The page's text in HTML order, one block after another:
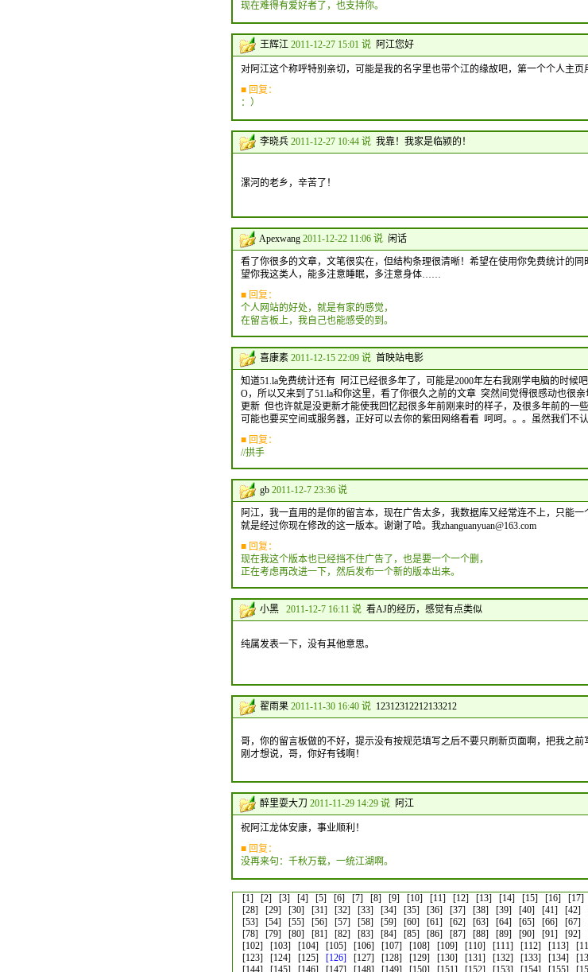
现在难得有爱好者了，也支持你。
王辉江 2011-12-27 15:01 说 阿江您好
对阿江这个称呼特别亲切，可能是我的名字里也带个江的缘故吧，第一个个人主页
■ 回复：
：）
李晓兵 2011-12-27 10:44 说 我靠！我家是临颍的！
漯河的老乡，辛苦了！
Apexwang 2011-12-22 11:06 说 闲话
看了你很多的文章，文笔很实在，但结构条理很清晰！希望在使用你免费统计的
望你我这类人，能多注意睡眠，多注意身体……
■ 回复：
个人网站的好处，就是有家的感觉，
在留言板上，我自己也能感受的到。
喜康素 2011-12-15 22:09 说 首映站电影
知道51.la免费统计还有 阿江已经很多年了，可能是2000年左右我刚学电脑的时候
O，所以又来到了51.la和你这里，看了你很久之前的文章 突然间觉得很感动也很
更新 但也许就是没更新才能使我回忆起很多年前刚来时的样子，及很多年前的
可能也要买空间或服务器，正好可以去你的紫田网络看看 呵呵。。。虽然我们不
■ 回复：
//拱手
gb 2011-12-7 23:36 说
阿江，我一直用的是你的留言本，现在广告太多，我数据库又经常连不上，只能
就是经过你现在修改的这一版本。谢谢了哈。我zhanguanyuan@163.com
■ 回复：
现在我这个版本也已经挡不住广告了，也是要一个一个删，
正在考虑再改进一下，然后发布一个新的版本出来。
小黑 2011-12-7 16:11 说 看AJ的经历，感觉有点类似
纯属发表一下，没有其他意思。
翟雨果 2011-11-30 16:40 说 12312312212133212
哥，你的留言板做的不好，提示没有按规范填写之后不要只刷新页面啊，把我之前
刚才想说，哥，你好有钱啊！
醉里耍大刀 2011-11-29 14:29 说 阿江
祝阿江龙体安康，事业顺利！
■ 回复：
没再来句：千秋万载，一统江湖啊。
[1] [2] [3] [4] [5] [6] [7] [8] [9] [10] [11] [12] [13] [14] [15] [16] [17]
[28]
[29] [30] [31] [32] [33] [34] [35] [36] [37] [38] [39] [40] [41] [42]
[53]
[54] [55] [56] [57] [58] [59] [60] [61] [62] [63] [64] [65] [66] [67]
[78]
[79] [80] [81] [82] [83] [84] [85] [86] [87] [88] [89] [90] [91] [92]
[102]
[103] [104] [105] [106] [107] [108] [109] [110] [111] [112] [113]
[123]
[124] [125] [126] [127] [128] [129] [130] [131] [132] [133] [134]
[144]
[145] [146] [147] [148] [149] [150] [151] [152] [153] [154] [155]